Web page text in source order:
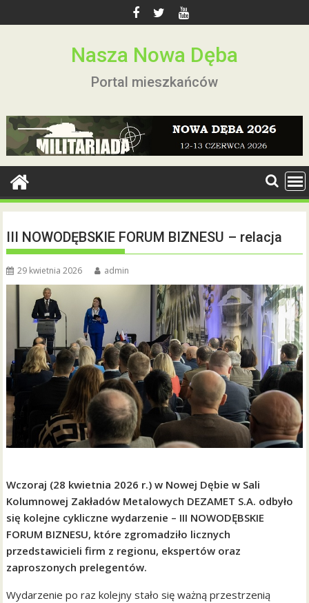
to
Nasza Nowa Dęba
Portal mieszkańców
III NOWODĘBSKIE FORUM BIZNESU – relacja
29 kwietnia 2026 admin
Wczoraj (28 kwietnia 2026 r.) w Nowej Dębie w Sali
Kolumnowej Zakładów Metalowych DEZAMET S.A. odbyło
się kolejne cykliczne wydarzenie – III NOWODĘBSKIE
FORUM BIZNESU, które zgromadziło licznych
przedstawicieli firm z regionu, ekspertów oraz
zaproszonych prelegentów.
Wydarzenie po raz kolejny stało się ważną przestrzenią